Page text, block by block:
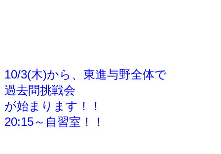
10/3(木)から、東進与野全体で
過去問挑戦会
が始まります！！
20:15～自習室！！